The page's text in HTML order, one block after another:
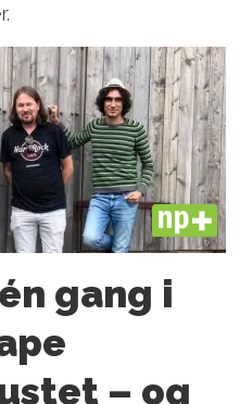
PLUS
gang i
– og